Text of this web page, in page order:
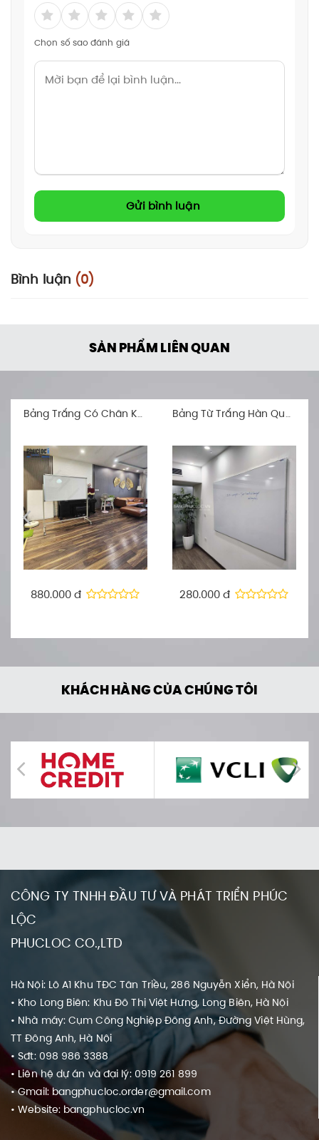
Chọn số sao đánh giá
Gửi bình luận
Bình luận (0)
SẢN PHẨM LIÊN QUAN
Bảng Từ Trắng Hàn Quốc Infinty One
280.000 đ
Bảng Fooc Có Chân Đẩy Di Động (Barun Korea Premium)
850.000 đ
KHÁCH HÀNG CỦA CHÚNG TÔI
CÔNG TY TNHH ĐẦU TƯ VÀ PHÁT TRIỂN PHÚC
LỘC
PHUCLOC CO.,LTD
Hà Nội: Lô A1 Khu TĐC Tân Triều, 286 Nguyễn Xiển, Hà Nội
• Kho Long Biên: Khu Đô Thị Việt Hưng, Long Biên, Hà Nội
• Nhà máy: Cụm Công Nghiệp Đông Anh, Đường Việt Hùng,
TT Đông Anh, Hà Nội
• Sđt: 098 986 3388
• Liên hệ dự án và đại lý: 0919 261 899
• Gmail: bangphucloc.order@gmail.com
• Website: bangphucloc.vn